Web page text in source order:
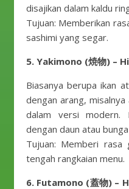
disajikan dalam kaldu
Tujuan: Memberikan
sashimi yang segar.
5. Yakimono (焼物) –
Biasanya berupa ikan
dengan arang,
dalam versi modern.
dengan daun atau
Tujuan: Memberi
tengah rangkaian menu.
6. Futamono (蓋物) –